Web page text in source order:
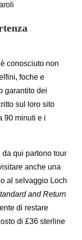
conosciuto non
foche e
garantito dei
sul loro sito
90 minuti e i
da qui partono tour
anche una
al selvaggio Loch
and Return
di restare
di £36 sterline